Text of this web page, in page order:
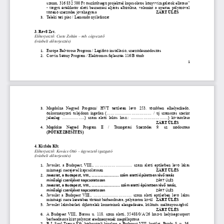
számú, 316 832 500 Ft összköltségű projekttel kapcsolatos könyvvizsgálatok ellátása”
- tárgyú értékhatár alatti beszerzési eljárás elbírálása, valamint a nyertes pályázóval
történő szerződés jóváhagyása
ZÁRT ÜLÉS
3.
Teleki téri piac / Lemondó nyilatkozat
3. Rév8 Zrt.
Előterjesztő: Csete Zoltán – mb. cégvezető
(írásbeli előterjesztés)
1.
Európa Belvárosa Program / Légifotó installáció, szerződésmódosítás
2.
Corvin Sétány Program / Elektromos fejlesztés 116/B tömb
1
3.
Magdolna   Negyed   Program/   HVT   területén   lévő   253.   tömbben   elhelyezkedő,
önkormányzati tulajdonú ingatlan (................................. / új számozás szerint
jelenleg .................) szám alatti lakás hrsz.: ...........................) kivásárlása
ZÁRT ÜLÉS
4.
Magdolna   Negyed   Program   II   /   Támogatási   Szerződés   9.   sz.   módosítása
(PÓTKÉZBESÍTÉS)
4. Kisfalu Kft.
Előterjesztő: Kovács Ottó – ügyvezető igazgató
(írásbeli előterjesztés)
1.
Javaslat, a Budapest, VIII., ........................... szám alatti épületben lévő lakás
minőségi cseréjével kapcsolatosan
ZÁRT ÜLÉS
2.
Javaslat, a Budapest, VIII., ............................ szám alatti épületben lévő lakás
minőségi cseréjével kapcsolatosan
ZÁRT ÜLÉS
3.
Javaslat, a Budapest, VIII., ............................. szám alatti épületben lévő lakás,
minőségi cseréjével kapcsolatosan
ZÁRT ÜLÉS
4.
Javaslat a Budapest VIII., ............................ szám alatti épületben lévő lakás
minőségi csere keretében történő bérbeadására, pályázaton kívül
ZÁRT ÜLÉS
5.
Javaslat lakásbérleti díjhátralék kamatainak elengedésére, különös méltányosságból
ZÁRT ÜLÉS
6.
A Budapest VIII., Baross u. 118. szám alatti, 35488/0/A/26 hrsz-ú helyiségcsoport
bérbeadására kiírt pályázat eredményének megállapítása